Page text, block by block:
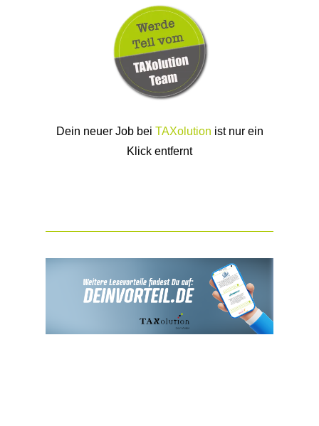
Dein neuer Job bei TAXolution ist nur ein
Klick entfernt